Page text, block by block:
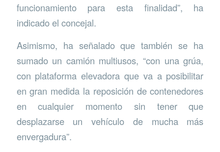
funcionamiento para esta finalidad”, ha
indicado el concejal.
Asimismo, ha señalado que también se ha
sumado un camión multiusos, “con una grúa,
con plataforma elevadora que va a posibilitar
en gran medida la reposición de contenedores
en cualquier momento sin tener que
desplazarse un vehículo de mucha más
envergadura”.